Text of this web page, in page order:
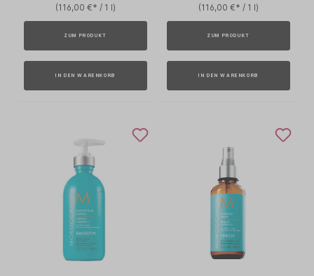
(116,00 €* / 1 l)
ZUM PRODUKT
IN DEN WARENKORB
(116,00 €* / 1 l)
ZUM PRODUKT
IN DEN WARENKORB